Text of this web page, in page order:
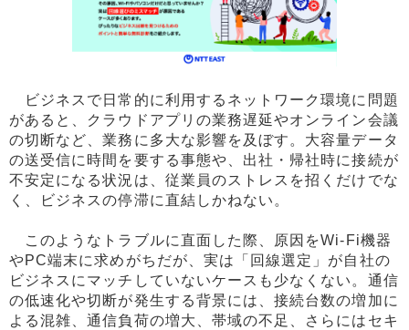
ビジネスで日常的に利用するネットワーク環境に問題
があると、クラウドアプリの業務遅延やオンライン会議
の切断など、業務に多大な影響を及ぼす。大容量データ
の送受信に時間を要する事態や、出社・帰社時に接続が
不安定になる状況は、従業員のストレスを招くだけでな
く、ビジネスの停滞に直結しかねない。
このようなトラブルに直面した際、原因をWi-Fi機器
やPC端末に求めがちだが、実は「回線選定」が自社の
ビジネスにマッチしていないケースも少なくない。通信
の低速化や切断が発生する背景には、接続台数の増加に
よる混雑、通信負荷の増大、帯域の不足、さらにはセキ